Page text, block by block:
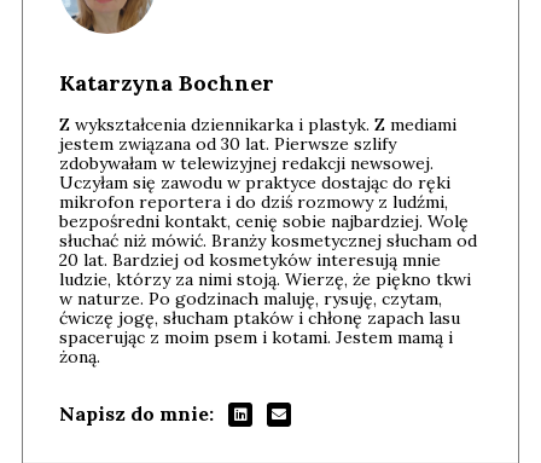
Katarzyna Bochner
Z wykształcenia dziennikarka i plastyk. Z mediami
jestem związana od 30 lat. Pierwsze szlify
zdobywałam w telewizyjnej redakcji newsowej.
Uczyłam się zawodu w praktyce dostając do ręki
mikrofon reportera i do dziś rozmowy z ludźmi,
bezpośredni kontakt, cenię sobie najbardziej. Wolę
słuchać niż mówić. Branży kosmetycznej słucham od
20 lat. Bardziej od kosmetyków interesują mnie
ludzie, którzy za nimi stoją. Wierzę, że piękno tkwi
w naturze. Po godzinach maluję, rysuję, czytam,
ćwiczę jogę, słucham ptaków i chłonę zapach lasu
spacerując z moim psem i kotami. Jestem mamą i
żoną.
Napisz do mnie: